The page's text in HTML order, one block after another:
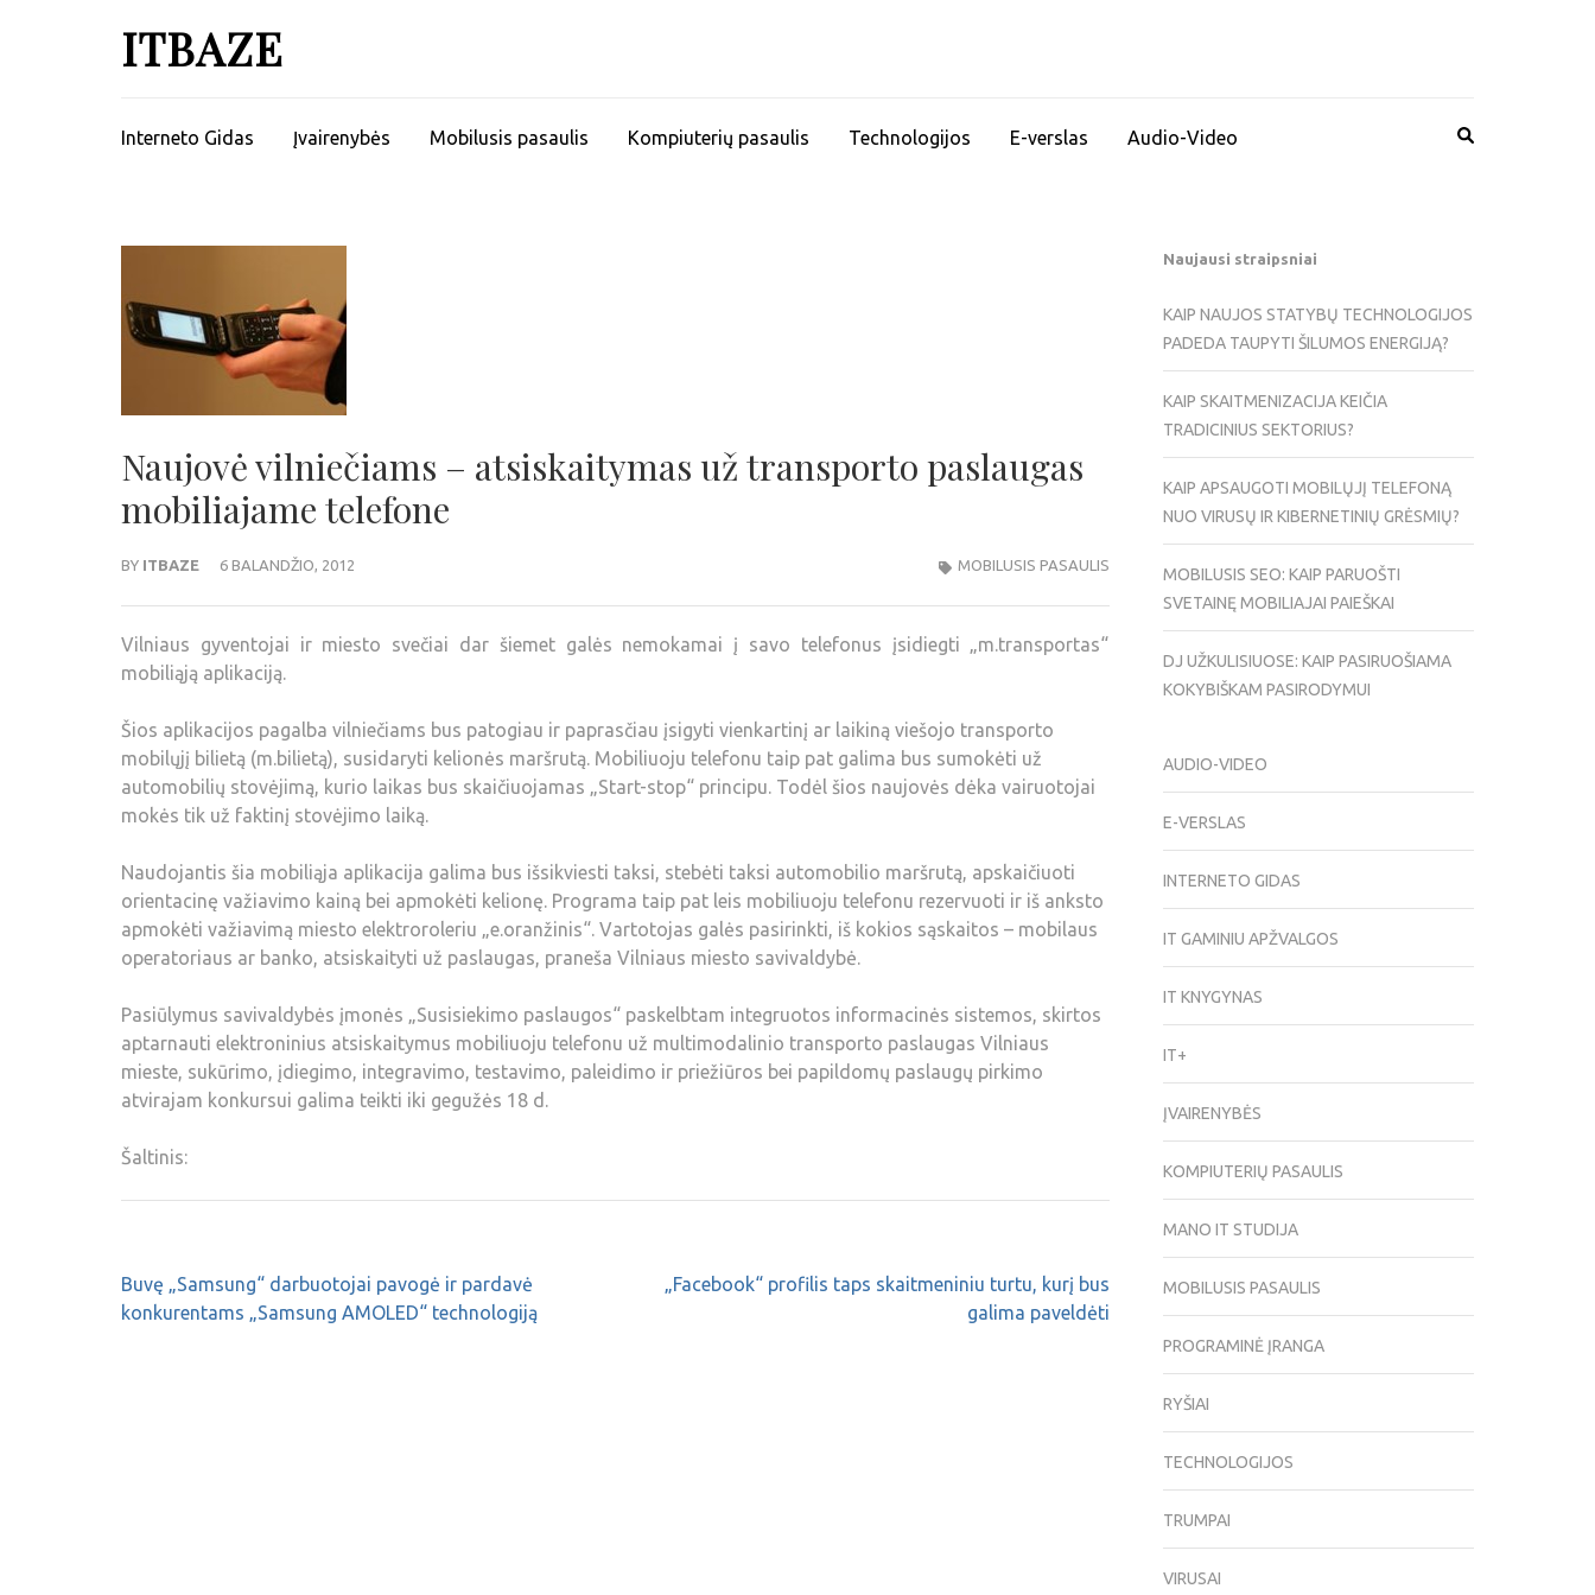
ITBAZE
Interneto Gidas Įvairenybės Mobilusis pasaulis Kompiuterių pasaulis Technologijos E-verslas Audio-Video
Naujovė vilniečiams – atsiskaitymas už transporto paslaugas
mobiliajame telefone
BY ITBAZE 6 BALANDŽIO, 2012 MOBILUSIS PASAULIS
Vilniaus gyventojai ir miesto svečiai dar šiemet galės nemokamai į savo telefonus įsidiegti „m.transportas“
mobiliąją aplikaciją.
Šios aplikacijos pagalba vilniečiams bus patogiau ir paprasčiau įsigyti vienkartinį ar laikiną viešojo transporto
mobilųjį bilietą (m.bilietą), susidaryti kelionės maršrutą. Mobiliuoju telefonu taip pat galima bus sumokėti už
automobilių stovėjimą, kurio laikas bus skaičiuojamas „Start-stop“ principu. Todėl šios naujovės dėka vairuotojai
mokės tik už faktinį stovėjimo laiką.
Naudojantis šia mobiliąja aplikacija galima bus išsikviesti taksi, stebėti taksi automobilio maršrutą, apskaičiuoti
orientacinę važiavimo kainą bei apmokėti kelionę. Programa taip pat leis mobiliuoju telefonu rezervuoti ir iš anksto
apmokėti važiavimą miesto elektroroleriu „e.oranžinis“. Vartotojas galės pasirinkti, iš kokios sąskaitos – mobilaus
operatoriaus ar banko, atsiskaityti už paslaugas, praneša Vilniaus miesto savivaldybė.
Pasiūlymus savivaldybės įmonės „Susisiekimo paslaugos“ paskelbtam integruotos informacinės sistemos, skirtos
aptarnauti elektroninius atsiskaitymus mobiliuoju telefonu už multimodalinio transporto paslaugas Vilniaus
mieste, sukūrimo, įdiegimo, integravimo, testavimo, paleidimo ir priežiūros bei papildomų paslaugų pirkimo
atvirajam konkursui galima teikti iki gegužės 18 d.
Šaltinis:
Buvę „Samsung“ darbuotojai pavogė ir pardavė
konkurentams „Samsung AMOLED“ technologiją
„Facebook“ profilis taps skaitmeniniu turtu, kurį bus
galima paveldėti
Naujausi straipsniai
KAIP NAUJOS STATYBŲ TECHNOLOGIJOS
PADEDA TAUPYTI ŠILUMOS ENERGIJĄ?
KAIP SKAITMENIZACIJA KEIČIA
TRADICINIUS SEKTORIUS?
KAIP APSAUGOTI MOBILŲJĮ TELEFONĄ
NUO VIRUSŲ IR KIBERNETINIŲ GRĖSMIŲ?
MOBILUSIS SEO: KAIP PARUOŠTI
SVETAINĘ MOBILIAJAI PAIEŠKAI
DJ UŽKULISIUOSE: KAIP PASIRUOŠIAMA
KOKYBIŠKAM PASIRODYMUI
AUDIO-VIDEO
E-VERSLAS
INTERNETO GIDAS
IT GAMINIU APŽVALGOS
IT KNYGYNAS
IT+
ĮVAIRENYBĖS
KOMPIUTERIŲ PASAULIS
MANO IT STUDIJA
MOBILUSIS PASAULIS
PROGRAMINĖ ĮRANGA
RYŠIAI
TECHNOLOGIJOS
TRUMPAI
VIRUSAI